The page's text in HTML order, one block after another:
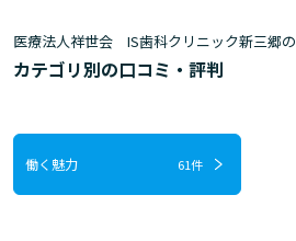
医療法人祥世会 IS歯科クリニック新三郷の
カテゴリ別の口コミ・評判
働く魅力 61件